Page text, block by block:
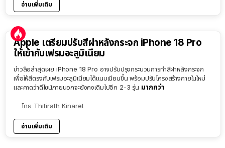
อ่านเพิ่มเติม
Apple เตรียมปรับสีฝาหลังกระจก iPhone 18 Pro
ให้เข้ากับเฟรมอะลูมิเนียม
ข่าวลือล่าสุดเผย iPhone 18 Pro อาจปรับปรุงกระบวนการทำสีฝาหลังกระจก
เพื่อให้สีตรงกับเฟรมอะลูมิเนียมได้แนบเนียนขึ้น พร้อมปรับโครงสร้างภายในใหม่
และคาดว่าดีไซน์ภายนอกจะยังคงเดิมไปอีก 2-3 รุ่น มากกว่า
โดย Thitirath Kinaret
อ่านเพิ่มเติม